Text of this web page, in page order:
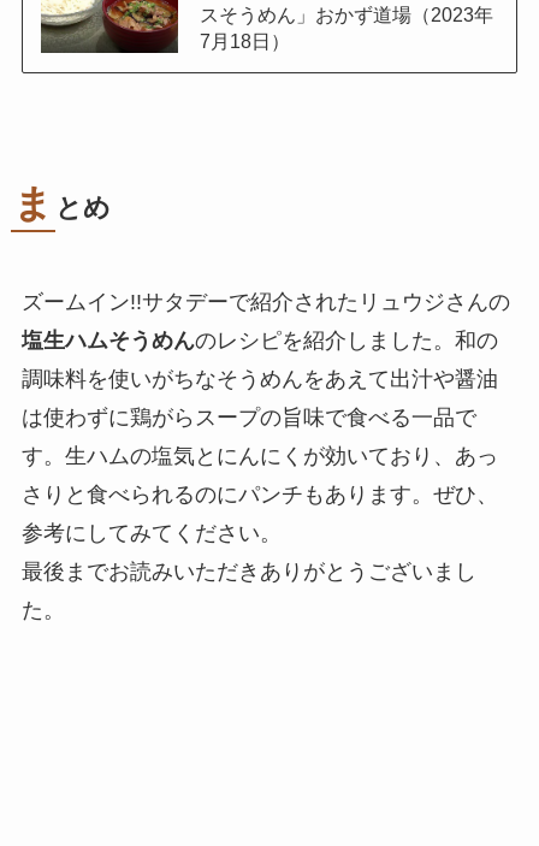
スそうめん」おかず道場（2023年
7月18日）
ま とめ
ズームイン!!サタデーで紹介されたリュウジさんの
塩生ハムそうめんのレシピを紹介しました。和の
調味料を使いがちなそうめんをあえて出汁や醤油
は使わずに鶏がらスープの旨味で食べる一品で
す。生ハムの塩気とにんにくが効いており、あっ
さりと食べられるのにパンチもあります。ぜひ、
参考にしてみてください。
最後までお読みいただきありがとうございまし
た。